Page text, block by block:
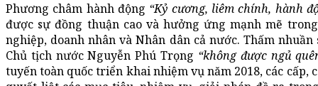
Phương châm hành động “Kỷ cương, liêm chính, hành
được sự đồng thuận cao và hưởng ứng mạnh mẽ
nghiệp, doanh nhân và Nhân dân cả nước. Thấm
Chủ tịch nước Nguyễn Phú Trọng “không được ngủ
tuyến toàn quốc triển khai nhiệm vụ năm 2018, các